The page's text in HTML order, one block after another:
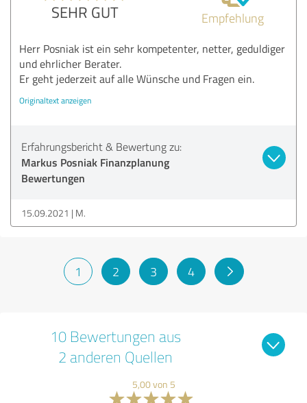
SEHR GUT Empfehlung
Herr Posniak ist ein sehr kompetenter, netter, geduldiger
und ehrlicher Berater.
Er geht jederzeit auf alle Wünsche und Fragen ein.
Originaltext anzeigen
Erfahrungsbericht & Bewertung zu:
Markus Posniak Finanzplanung
Bewertungen
15.09.2021 M.
1 2 3 4
10 Bewertungen aus
2 anderen Quellen
5,00 von 5